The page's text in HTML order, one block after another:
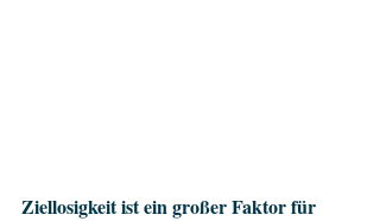
Ziellosigkeit ist ein großer Faktor für